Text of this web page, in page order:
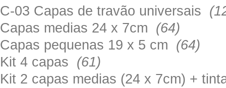
C-03 Capas de travão universais
Capas medias 24 x 7cm (64)
Capas pequenas 19 x 5 cm (64)
Kit 4 capas (61)
Kit 2 capas medias (24 x 7cm) +